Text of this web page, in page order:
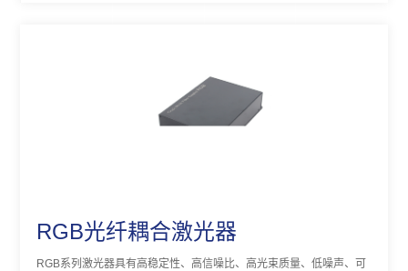
RGB光纤耦合激光器
RGB系列激光器具有高稳定性、高信噪比、高光束质量、低噪声、可